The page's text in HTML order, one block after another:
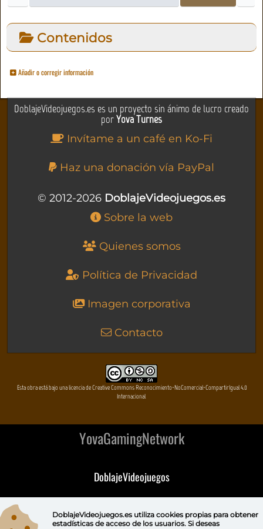
Contenidos
Añadir o corregir información
DoblajeVideojuegos.es es un proyecto sin ánimo de lucro creado
porYova Turnes
Invítame a un café en Ko-Fi
Haz una donación vía PayPal
© 2012-2026 DoblajeVideojuegos.es
Sobre la web
Quienes somos
Política de Privacidad
Imagen corporativa
Contacto
Esta obra está bajo una licencia de Creative Commons Reconocimiento-NoComercial-CompartirIgual 4.0
Internacional
YovaGamingNetwork
DoblajeVideojuegos
DoblajeVideojuegos.es utiliza cookies propiaspara obtener
estadísticas de acceso de los usuarios. Si deseas